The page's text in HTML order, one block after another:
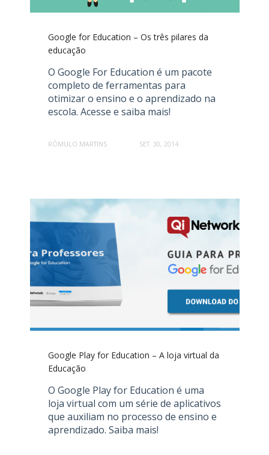
Google for Education – Os três pilares da
educação
O Google For Education é um pacote
completo de ferramentas para
otimizar o ensino e o aprendizado na
escola. Acesse e saiba mais!
RÔMULO MARTINS SET. 30, 2014
Google Play for Education – A loja virtual da
Educação
O Google Play for Education é uma
loja virtual com um série de aplicativos
que auxiliam no processo de ensino e
aprendizado. Saiba mais!